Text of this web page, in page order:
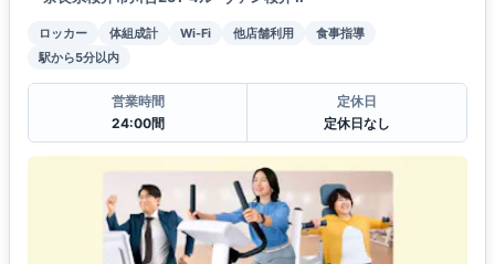
ロッカー 体組成計 Wi-Fi 他店舗利用
食事指導
駅から5分以内
営業時間
24:00間
定休日
定休日なし